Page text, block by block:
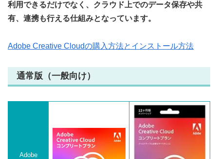
利用できるだけでなく、クラウド上でのデータ保存や共
有、連携も行える仕組みとなっています。
Adobe Creative Cloudの購入方法とインストール方法
通常版（一般向け）
Adobe